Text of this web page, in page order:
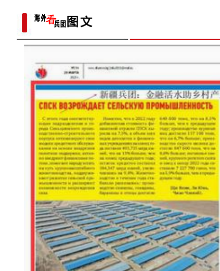
重大历史题材电影《天山之